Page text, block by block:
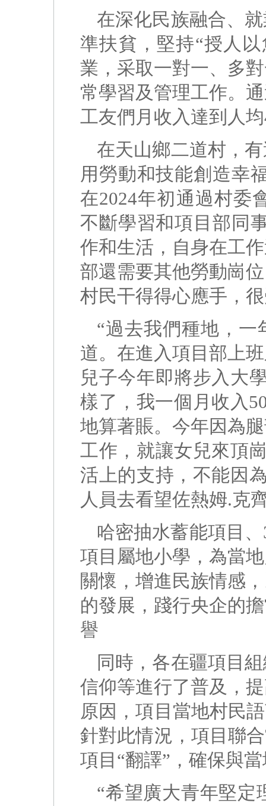
在深化民族融合、
準扶貧，堅持“授人
業，采取一對一、多
常學習及管理工作。
工友們月收入達到人
在天山鄉二道村，
用勞動和技能創造幸
在2024年初通過村委
不斷學習和項目部同
作和生活，自身在工
部還需要其他勞動崗
村民干得得心應手，
“過去我們種地，一
道。在進入項目部上
兒子今年即將步入大
樣了，我一個月收入
地算著賬。今年因為
工作，就讓女兒來頂
活上的支持，不能因
人員去看望佐熱姆.克
哈密抽水蓄能項目
項目屬地小學，為當
關懷，增進民族情感
的發展，踐行央企的
譽
同時，各在疆項目
信仰等進行了普及，
原因，項目當地村民
針對此情況，項目聯
項目“翻譯”，確保與
“希望廣大青年堅定